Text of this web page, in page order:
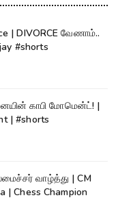
| DIVORCE வேணாம்..
#shorts
காபி மோமென்ட்! |
| #shorts
வாழ்த்து | CM
| Chess Champion